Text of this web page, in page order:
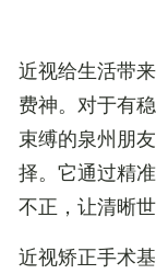
近视给生活带
费神。对于有
束缚的泉州朋
择。它通过精
不正，让清晰
近视矫正手术